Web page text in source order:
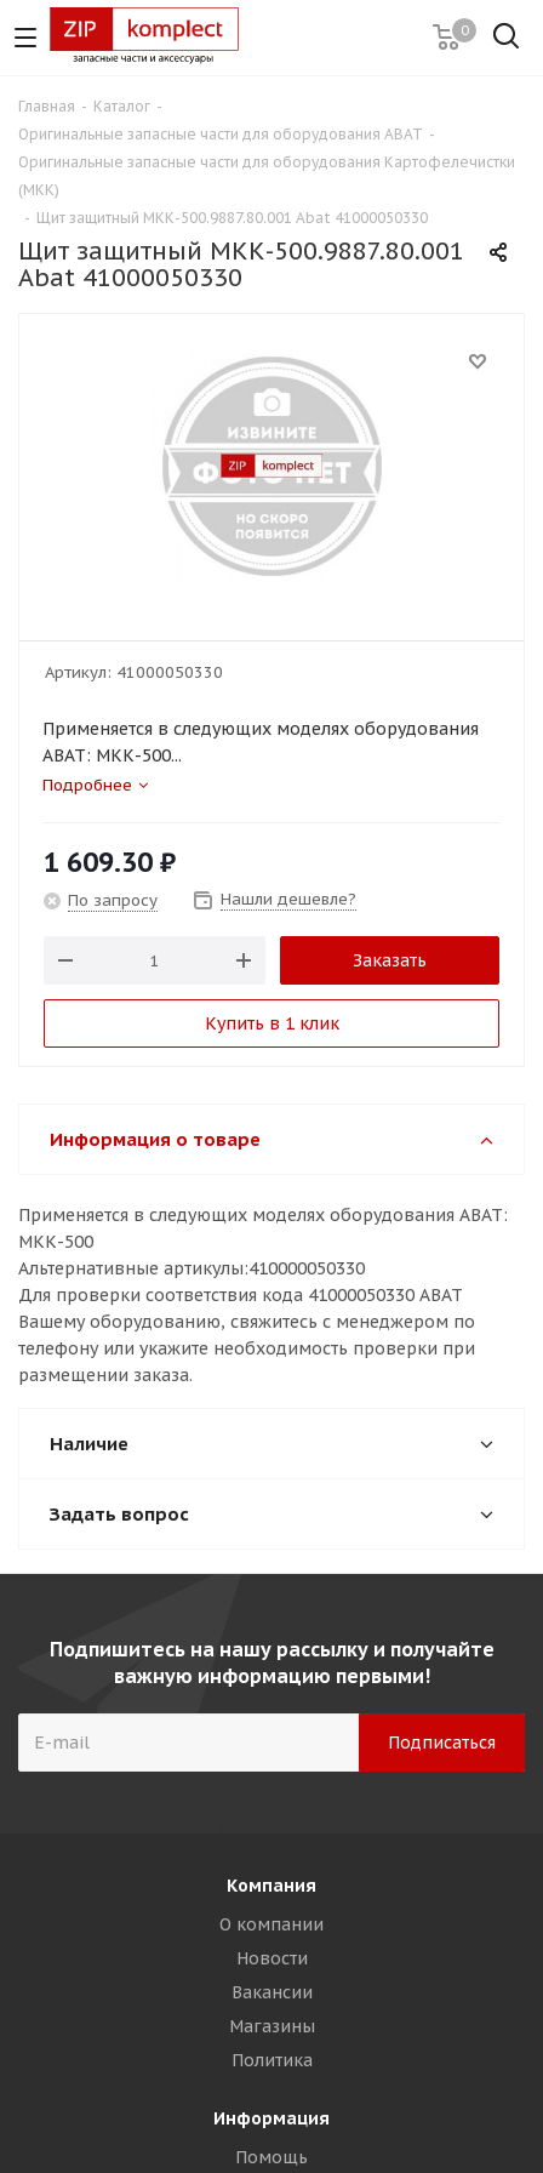
0
Главная - Каталог -
Оригинальные запасные части для оборудования ABAT -
Оригинальные запасные части для оборудования Картофелечистки
(МКК)
- Щит защитный МКК-500.9887.80.001 Abat 41000050330
Щит защитный МКК-500.9887.80.001
Abat 41000050330
Артикул: 41000050330
Применяется в следующих моделях оборудования
ABAT: МКК-500...
Подробнее
1 609.30 ₽
По запросу Нашли дешевле?
Заказать
Купить в 1 клик
Информация о товаре
Применяется в следующих моделях оборудования ABAT:
МКК-500
Альтернативные артикулы:410000050330
Для проверки соответствия кода 41000050330 ABAT
Вашему оборудованию, свяжитесь с менеджером по
телефону или укажите необходимость проверки при
размещении заказа.
Наличие
Задать вопрос
Подпишитесь на нашу рассылку и получайте
важную информацию первыми!
Компания
О компании
Новости
Вакансии
Магазины
Политика
Информация
Помощь